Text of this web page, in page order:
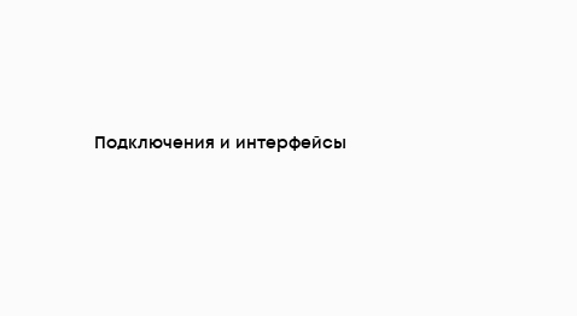
Подключения и интерфейсы